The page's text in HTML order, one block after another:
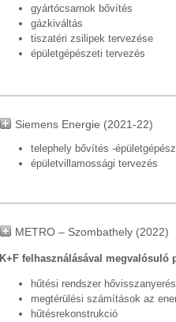
gyártócsarnok bővítés
gázkiváltás
tiszatéri zsilipek tervezése
épületgépészeti tervezés
Siemens Energie (2021-22)
telephely bővítés -
épületvillamossági tervezés
METRO – Szombathely (2022)
K+F felhasználásával megvalósuló
hűtési rendszer hővisszanyerés
megtérülési számítások az
hűtésrekonstrukció